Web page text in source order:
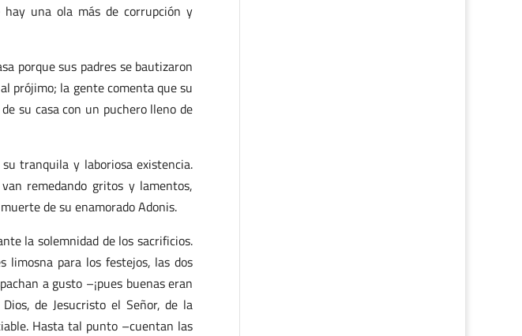
una ola más de corrupción y
porque sus padres se bautizaron
prójimo; la gente comenta que su
su casa con un puchero lleno de
tranquila y laboriosa existencia.
remedando gritos y lamentos,
de su enamorado Adonis.
la solemnidad de los sacrificios.
limosna para los festejos, las dos
a gusto –¡pues buenas eran
de Jesucristo el Señor, de la
Hasta tal punto –cuentan las